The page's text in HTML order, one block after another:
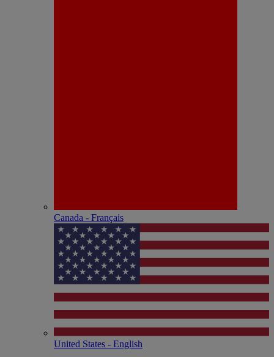
Canada - Français
United States - English